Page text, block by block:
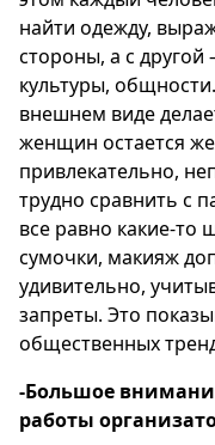
найти одежду,
стороны, а с
культуры,
внешнем виде
женщин остается
привлекательно,
трудно сравнить с
все равно какие-то
сумочки, макияж
удивительно,
запреты. Это
общественных
-Большое
работы